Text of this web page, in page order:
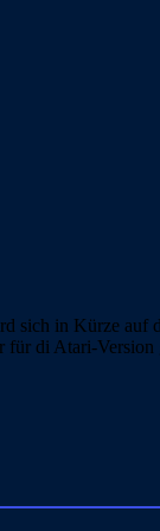
sich in Kürze
di Atari-